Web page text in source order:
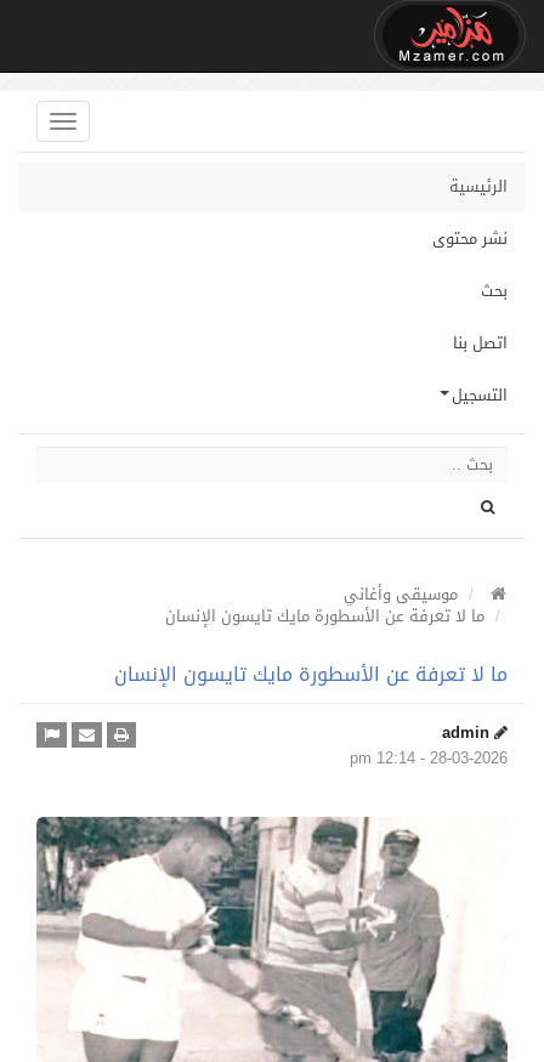
الرئيسية
نشر محتوى
بحث
اتصل بنا
التسجيل
موسيقى وأغاني
ما لا تعرفة عن الأسطورة مايك تايسون الإنسان
ما لا تعرفة عن الأسطورة مايك تايسون الإنسان
admin
28-03-2026 - 12:14 pm